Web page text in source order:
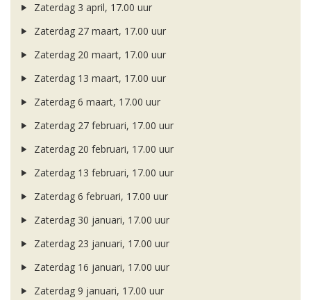
Zaterdag 3 april, 17.00 uur
Zaterdag 27 maart, 17.00 uur
Zaterdag 20 maart, 17.00 uur
Zaterdag 13 maart, 17.00 uur
Zaterdag 6 maart, 17.00 uur
Zaterdag 27 februari, 17.00 uur
Zaterdag 20 februari, 17.00 uur
Zaterdag 13 februari, 17.00 uur
Zaterdag 6 februari, 17.00 uur
Zaterdag 30 januari, 17.00 uur
Zaterdag 23 januari, 17.00 uur
Zaterdag 16 januari, 17.00 uur
Zaterdag 9 januari, 17.00 uur